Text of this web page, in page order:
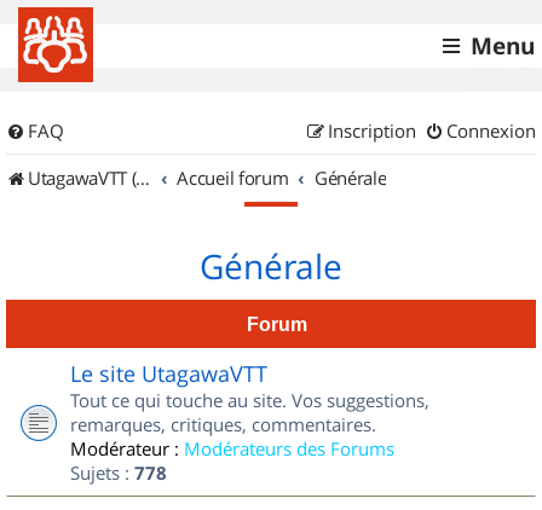
Menu
FAQ Connexion
Inscription
UtagawaVTT (Randos VTT et VTTAE avec traces GPS)
Accueil forum Générale
Générale
Forum
Le site UtagawaVTT
Tout ce qui touche au site. Vos suggestions,
remarques, critiques, commentaires.
Modérateur : Modérateurs des Forums
Sujets : 778